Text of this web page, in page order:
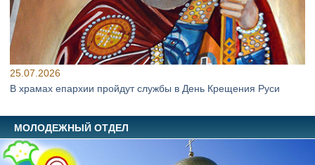
25.07.2026
В храмах епархии пройдут службы в День Крещения Руси
МОЛОДЕЖНЫЙ ОТДЕЛ